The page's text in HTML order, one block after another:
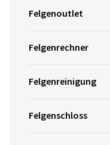
Felgenoutlet
Felgenrechner
Felgenreinigung
Felgenschloss